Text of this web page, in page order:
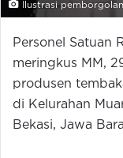
Ilustrasi
Personel Satuan
meringkus MM,
produsen
di Kelurahan
Bekasi, Jawa